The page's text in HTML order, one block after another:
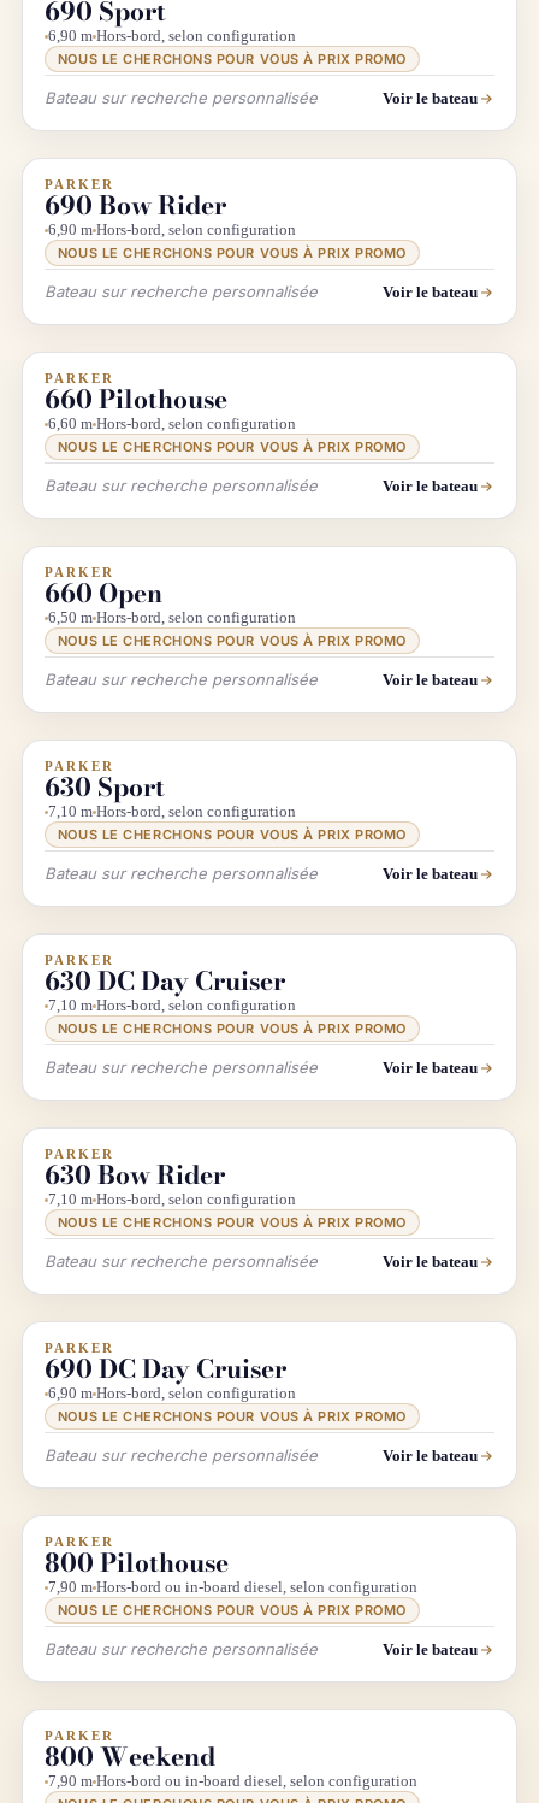
690 Sport
6,90 m Hors-bord, selon configuration
NOUS LE CHERCHONS POUR VOUS À PRIX PROMO
Bateau sur recherche personnalisée Voir le bateau
INFO & RECHERCHE
PARKER
690 Bow Rider
6,90 m Hors-bord, selon configuration
NOUS LE CHERCHONS POUR VOUS À PRIX PROMO
Bateau sur recherche personnalisée Voir le bateau
INFO & RECHERCHE
PARKER
660 Pilothouse
6,60 m Hors-bord, selon configuration
NOUS LE CHERCHONS POUR VOUS À PRIX PROMO
Bateau sur recherche personnalisée Voir le bateau
INFO & RECHERCHE
PARKER
660 Open
6,50 m Hors-bord, selon configuration
NOUS LE CHERCHONS POUR VOUS À PRIX PROMO
Bateau sur recherche personnalisée Voir le bateau
INFO & RECHERCHE
PARKER
630 Sport
7,10 m Hors-bord, selon configuration
NOUS LE CHERCHONS POUR VOUS À PRIX PROMO
Bateau sur recherche personnalisée Voir le bateau
INFO & RECHERCHE
PARKER
630 DC Day Cruiser
7,10 m Hors-bord, selon configuration
NOUS LE CHERCHONS POUR VOUS À PRIX PROMO
Bateau sur recherche personnalisée Voir le bateau
INFO & RECHERCHE
PARKER
630 Bow Rider
7,10 m Hors-bord, selon configuration
NOUS LE CHERCHONS POUR VOUS À PRIX PROMO
Bateau sur recherche personnalisée Voir le bateau
INFO & RECHERCHE
PARKER
690 DC Day Cruiser
6,90 m Hors-bord, selon configuration
NOUS LE CHERCHONS POUR VOUS À PRIX PROMO
Bateau sur recherche personnalisée Voir le bateau
INFO & RECHERCHE
PARKER
800 Pilothouse
7,90 m Hors-bord ou in-board diesel, selon configuration
NOUS LE CHERCHONS POUR VOUS À PRIX PROMO
Bateau sur recherche personnalisée Voir le bateau
INFO & RECHERCHE
PARKER
800 Weekend
7,90 m Hors-bord ou in-board diesel, selon configuration